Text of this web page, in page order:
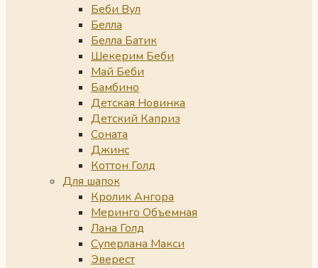
Беби Вул
Белла
Белла Батик
Шекерим Беби
Май Беби
Бамбино
Детская Новинка
Детский Каприз
Соната
Джинс
Коттон Голд
Для шапок
Кролик Ангора
Меринго Объемная
Лана Голд
Суперлана Макси
Эверест